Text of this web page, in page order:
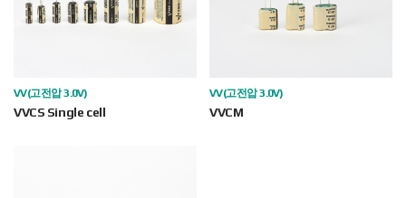
VV(고전압 3.0V)
VVCS Single cell
VV(고전압 3.0V)
VVCM